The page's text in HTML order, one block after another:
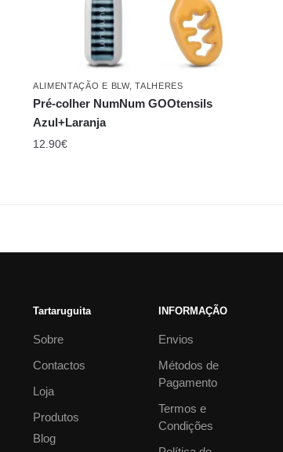
ALIMENTAÇÃO E BLW,TALHERES
Pré-colher NumNum GOOtensils
Azul+Laranja
12.90€
Tartaruguita
Sobre
Contactos
Loja
Produtos
Blog
INFORMAÇÃO
Envios
Métodos de
Pagamento
Termos e
Condições